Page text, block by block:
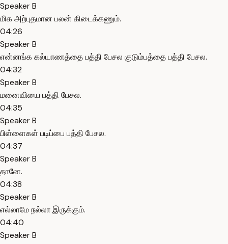
Speaker B
மிக அற்புதமான பலன் கிடைக்கணும்.
04:26
Speaker B
என்னங்க கல்யாணத்தை பத்தி பேசல குடும்பத்தை பத்தி பேசல.
04:32
Speaker B
மனைவியை பத்தி பேசல.
04:35
Speaker B
பிள்ளைகள் படிப்பை பத்தி பேசல.
04:37
Speaker B
தானே.
04:38
Speaker B
எல்லாமே நல்லா இருக்கும்.
04:40
Speaker B